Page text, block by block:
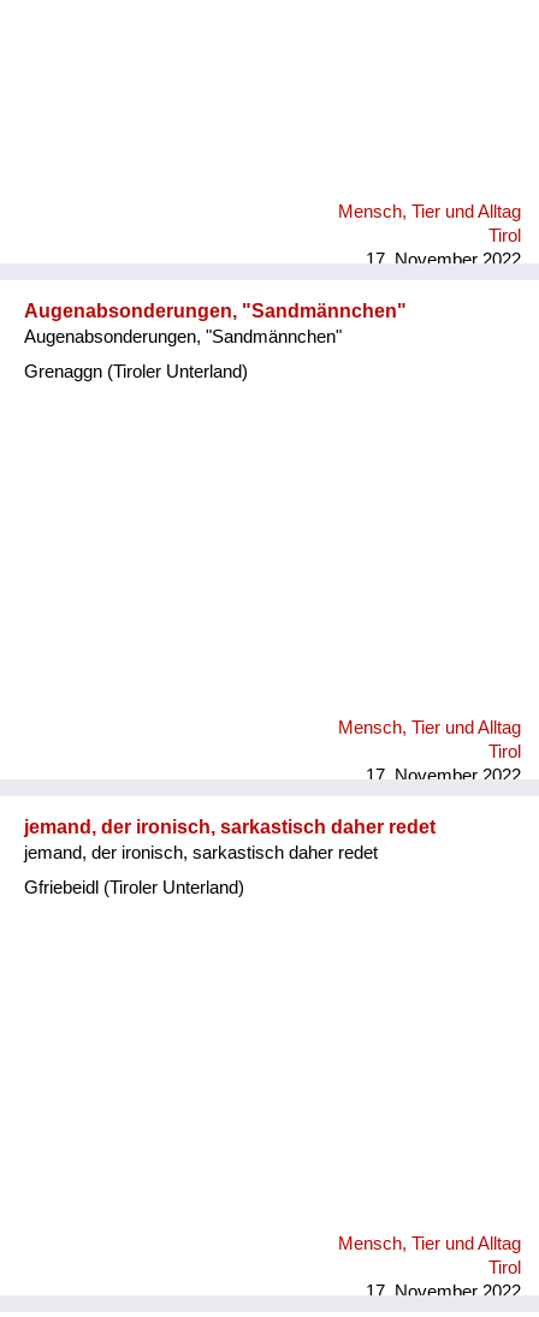
Mensch, Tier und Alltag
Tirol
17. November 2022
Augenabsonderungen, "Sandmännchen"
Augenabsonderungen, "Sandmännchen"
Grenaggn (Tiroler Unterland)
Mensch, Tier und Alltag
Tirol
17. November 2022
jemand, der ironisch, sarkastisch daher redet
jemand, der ironisch, sarkastisch daher redet
Gfriebeidl (Tiroler Unterland)
Mensch, Tier und Alltag
Tirol
17. November 2022